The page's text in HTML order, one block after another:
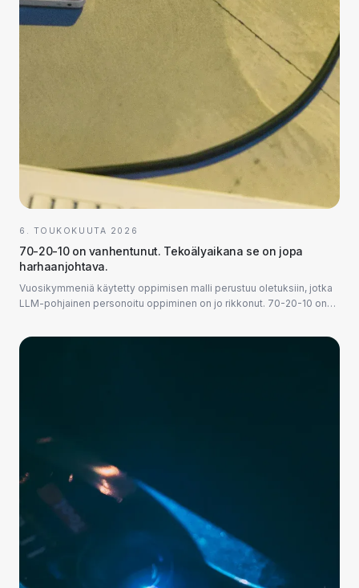
6. TOUKOKUUTA 2026
70-20-10 on vanhentunut. Tekoälyaikana se on jopa
harhaanjohtava.
Vuosikymmeniä käytetty oppimisen malli perustuu oletuksiin, jotka
LLM-pohjainen personoitu oppiminen on jo rikkonut. 70-20-10 on